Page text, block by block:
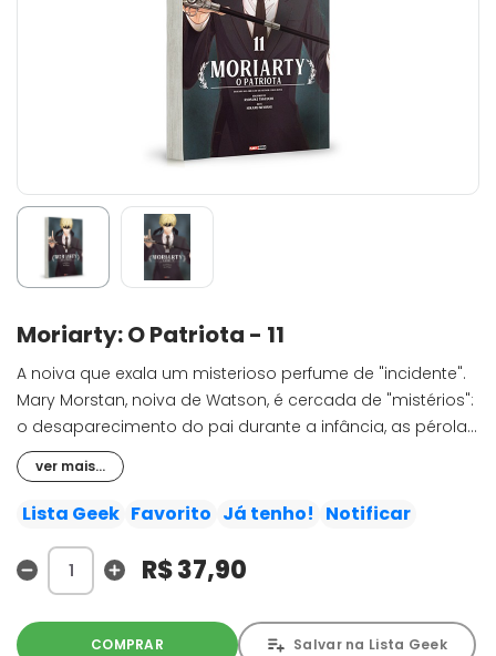
Moriarty: O Patriota - 11
A noiva que exala um misterioso perfume de "incidente".
Mary Morstan, noiva de Watson, é cercada de "mistérios":
o desaparecimento do pai durante a infância, as pérolas
que recebe anualmente e uma carta sem remetente que
solicita um encontro. Desconfiando que há algo de
estranho em relação a moça, Sherlock começa a
assinaturas" tingidas de sangue revelarão as ambições
humanas!!
ver mais...
Lista Geek Favorito Já tenho! Notificar
R$ 37,90
COMPRAR Salvar na Lista Geek